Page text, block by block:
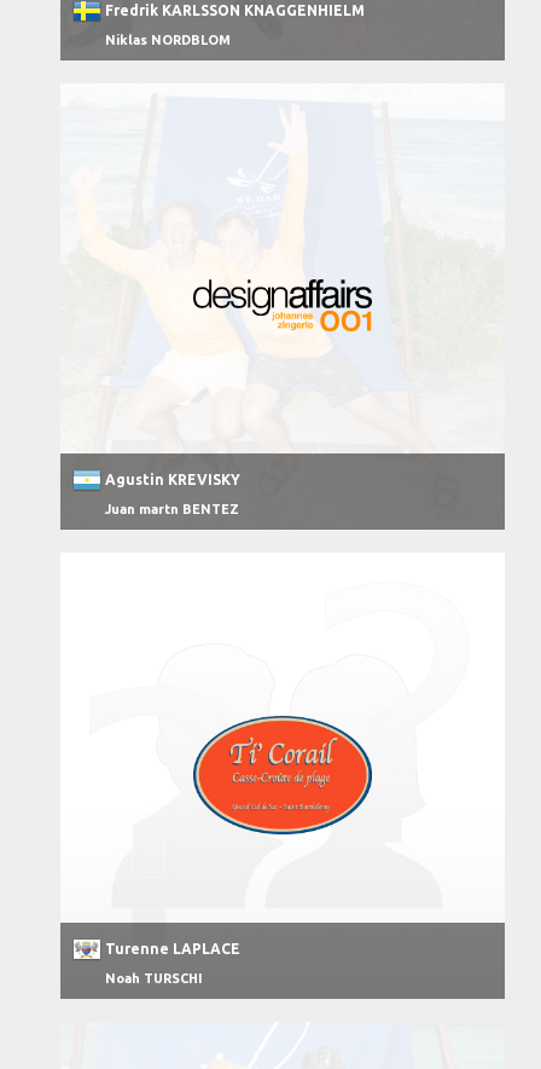
Fredrik KARLSSON KNAGGENHIELM
Niklas NORDBLOM
Agustin KREVISKY
Juan martn BENTEZ
Turenne LAPLACE
Noah TURSCHI